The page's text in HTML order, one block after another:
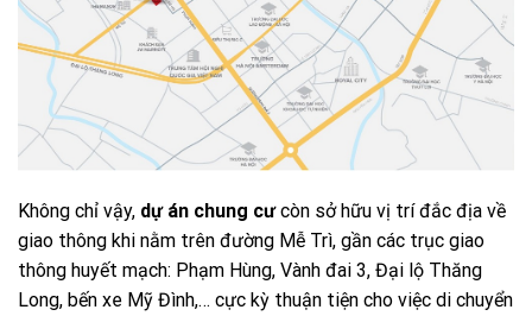
Không chỉ vậy, dự án chung cưcòn sở hữu vị trí đắc địa về
giao thông khi nằm trên đường Mễ Trì, gần các trục giao
thông huyết mạch: Phạm Hùng, Vành đai 3, Đại lộ Thăng
Long, bến xe Mỹ Đình,… cực kỳ thuận tiện cho việc di chuyển